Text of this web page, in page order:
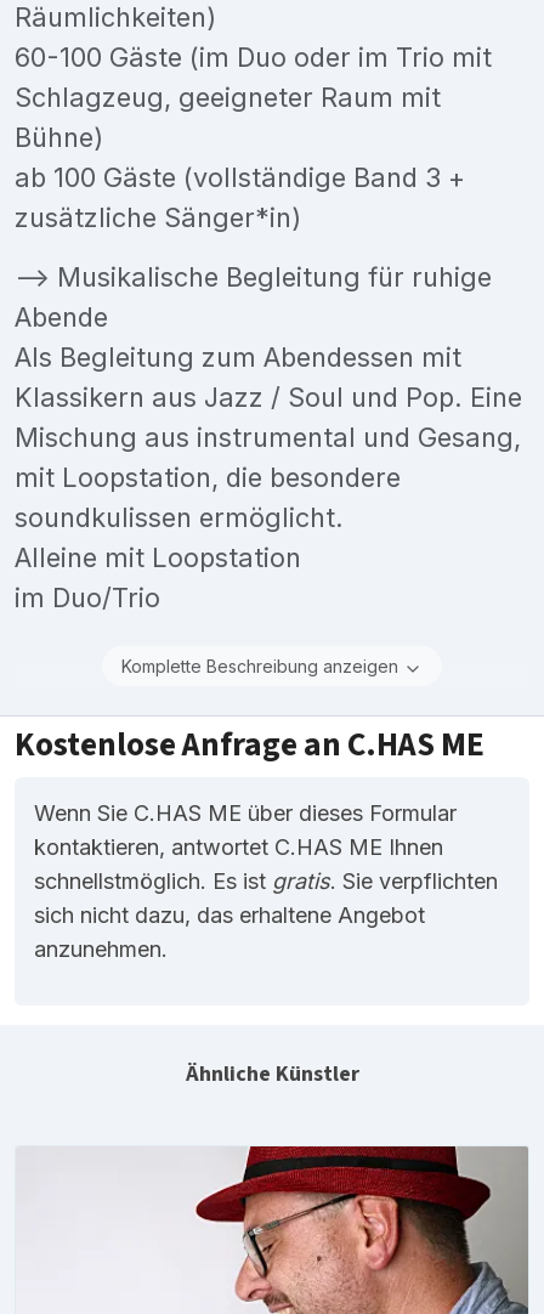
Räumlichkeiten)
60-100 Gäste (im Duo oder im Trio mit
Schlagzeug, geeigneter Raum mit
Bühne)
ab 100 Gäste (vollständige Band 3 +
zusätzliche Sänger*in)
--> Musikalische Begleitung für ruhige
Abende
Als Begleitung zum Abendessen mit
Klassikern aus Jazz / Soul und Pop. Eine
Mischung aus instrumental und Gesang,
mit Loopstation, die besondere
soundkulissen ermöglicht.
Alleine mit Loopstation
im Duo/Trio
Komplette Beschreibung anzeigen
Kostenlose Anfrage an C.HAS ME
Wenn Sie C.HAS ME über dieses Formular
kontaktieren, antwortet C.HAS ME Ihnen
schnellstmöglich. Es ist gratis. Sie verpflichten
sich nicht dazu, das erhaltene Angebot
anzunehmen.
Ähnliche Künstler